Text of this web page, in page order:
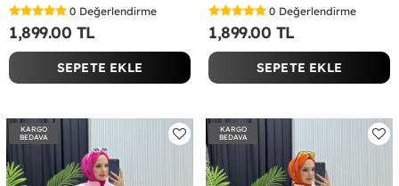
0 Değerlendirme
1,899.00 TL
SEPETE EKLE
0 Değerlendirme
1,899.00 TL
SEPETE EKLE
KARGO
BEDAVA
KARGO
BEDAVA